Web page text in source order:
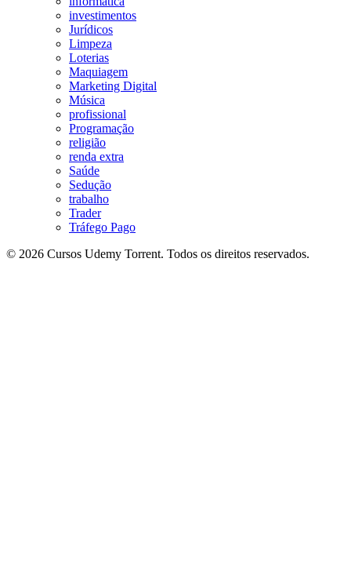
investimentos
Jurídicos
Limpeza
Loterias
Maquiagem
Marketing Digital
Música
profissional
Programação
religião
renda extra
Saúde
Sedução
trabalho
Trader
Tráfego Pago
© 2026 Cursos Udemy Torrent. Todos os direitos reservados.